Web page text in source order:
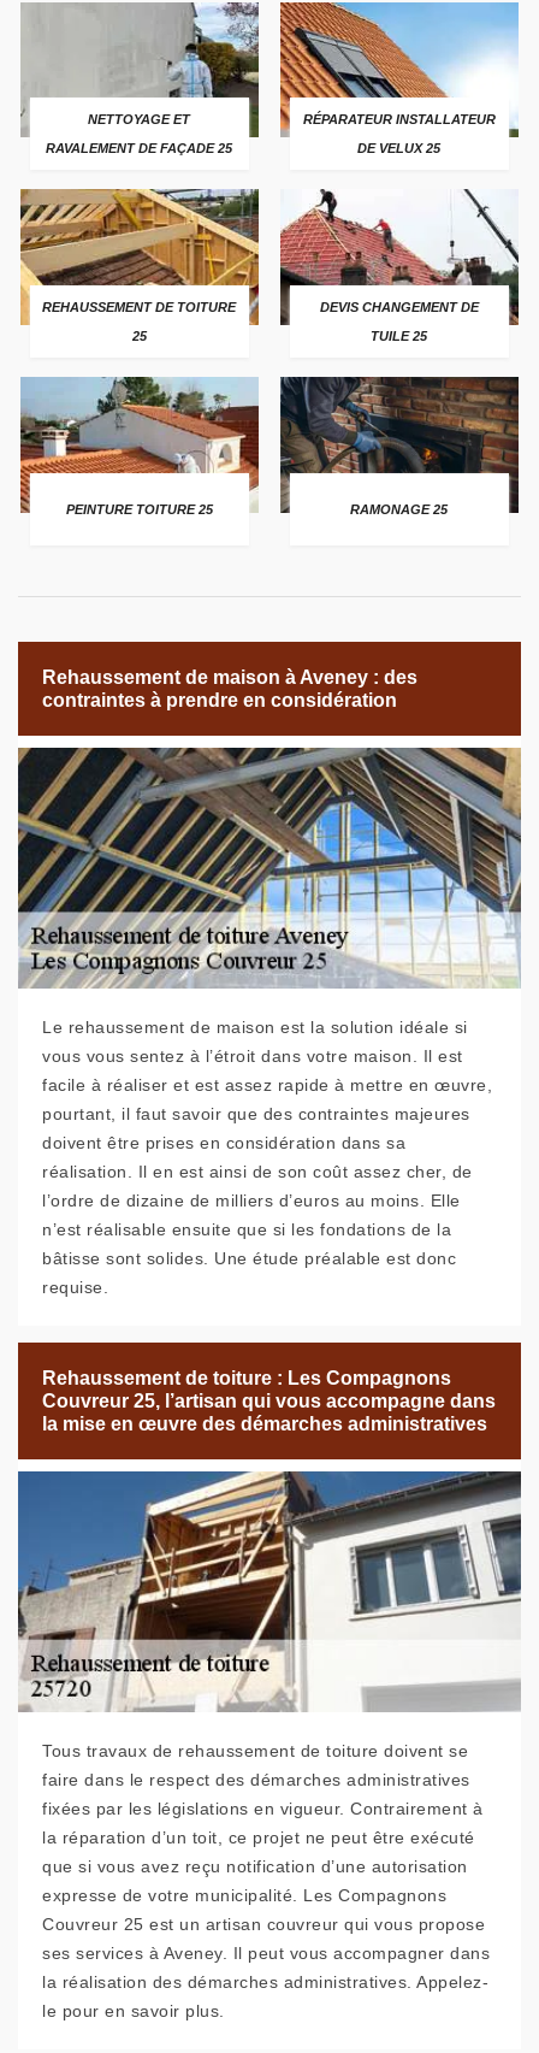
NETTOYAGE ET
RAVALEMENT DE FAÇADE 25
RÉPARATEUR INSTALLATEUR
DE VELUX 25
REHAUSSEMENT DE TOITURE
25
DEVIS CHANGEMENT DE
TUILE 25
PEINTURE TOITURE 25 RAMONAGE 25
Rehaussement de maison à Aveney : des
contraintes à prendre en considération
Le rehaussement de maison est la solution idéale si
vous vous sentez à l’étroit dans votre maison. Il est
facile à réaliser et est assez rapide à mettre en œuvre,
pourtant, il faut savoir que des contraintes majeures
doivent être prises en considération dans sa
réalisation. Il en est ainsi de son coût assez cher, de
l’ordre de dizaine de milliers d’euros au moins. Elle
n’est réalisable ensuite que si les fondations de la
bâtisse sont solides. Une étude préalable est donc
requise.
Rehaussement de toiture : Les Compagnons
Couvreur 25, l’artisan qui vous accompagne dans
la mise en œuvre des démarches administratives
Tous travaux de rehaussement de toiture doivent se
faire dans le respect des démarches administratives
fixées par les législations en vigueur. Contrairement à
la réparation d’un toit, ce projet ne peut être exécuté
que si vous avez reçu notification d’une autorisation
expresse de votre municipalité. Les Compagnons
Couvreur 25 est un artisan couvreur qui vous propose
ses services à Aveney. Il peut vous accompagner dans
la réalisation des démarches administratives. Appelez-
le pour en savoir plus.